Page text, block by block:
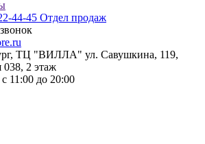
44-45 Отдел продаж
ТЦ "ВИЛЛА" ул. Савушкина, 119,
038, 2 этаж
11:00 до 20:00